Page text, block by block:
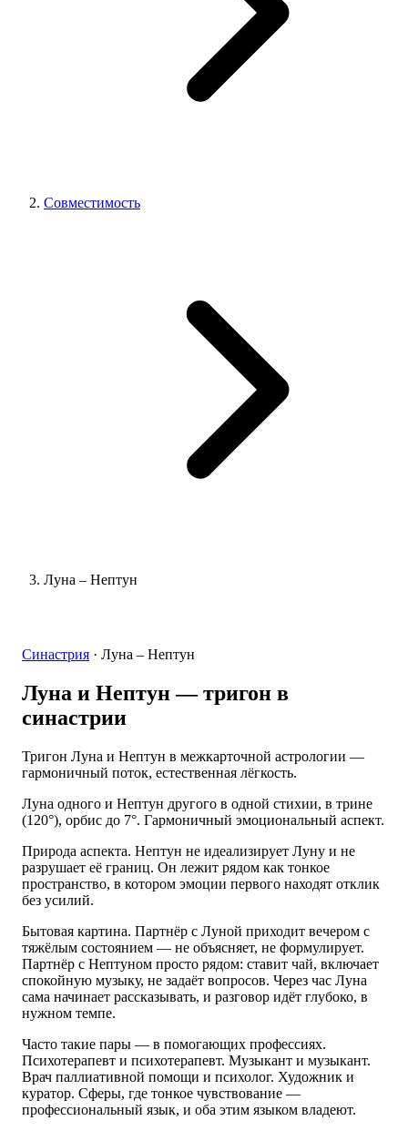
Совместимость
Луна – Нептун
Синастрия · Луна – Нептун
Луна и Нептун— тригон в
синастрии
Тригон Луна и Нептун в межкарточной астрологии —
гармоничный поток, естественная лёгкость.
Луна одного и Нептун другого в одной стихии, в трине
(120°), орбис до 7°. Гармоничный эмоциональный аспект.
Природа аспекта. Нептун не идеализирует Луну и не
разрушает её границ. Он лежит рядом как тонкое
пространство, в котором эмоции первого находят отклик
без усилий.
Бытовая картина. Партнёр с Луной приходит вечером с
тяжёлым состоянием — не объясняет, не формулирует.
Партнёр с Нептуном просто рядом: ставит чай, включает
спокойную музыку, не задаёт вопросов. Через час Луна
сама начинает рассказывать, и разговор идёт глубоко, в
нужном темпе.
Часто такие пары — в помогающих профессиях.
Психотерапевт и психотерапевт. Музыкант и музыкант.
Врач паллиативной помощи и психолог. Художник и
куратор. Сферы, где тонкое чувствование —
профессиональный язык, и оба этим языком владеют.